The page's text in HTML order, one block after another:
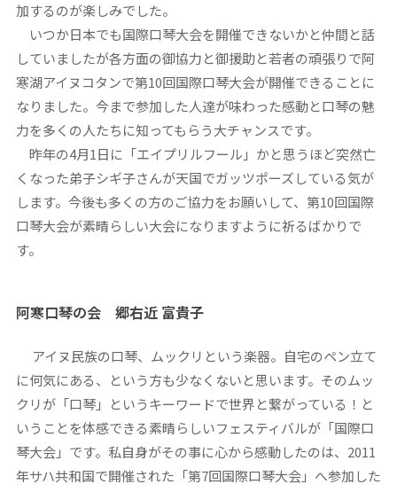
加するのが楽しみでした。
いつか日本でも国際口琴大会を開催できないかと仲間と話
していましたが各方面の御協力と御援助と若者の頑張りで阿
寒湖アイヌコタンで第10回国際口琴大会が開催できることに
なりました。今まで参加した人達が味わった感動と口琴の魅
力を多くの人たちに知ってもらう大チャンスです。
昨年の4月1日に「エイプリルフール」かと思うほど突然亡
くなった弟子シギ子さんが天国でガッツポーズしている気が
します。今後も多くの方のご協力をお願いして、第10回国際
口琴大会が素晴らしい大会になりますように祈るばかりで
す。
阿寒口琴の会 郷右近 富貴子
アイヌ民族の口琴、ムックリという楽器。自宅のペン立て
に何気にある、という方も少なくないと思います。そのムッ
クリが「口琴」というキーワードで世界と繋がっている！と
いうことを体感できる素晴らしいフェスティバルが「国際口
琴大会」です。私自身がその事に心から感動したのは、2011
年サハ共和国で開催された「第7回国際口琴大会」へ参加した